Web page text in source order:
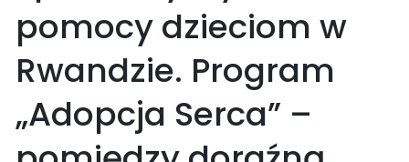
pomocy dzieciom w
Rwandzie. Program
„Adopcja Serca” –